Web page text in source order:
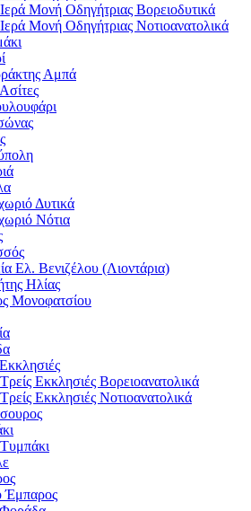
Ιερά Μονή Οδηγήτριας Βορειοδυτικά
Ιερά Μονή Οδηγήτριας Νοτιοανατολικά
Αμπά
Δυτικά
Νότια
Ελ. Βενιζέλου (Λιοντάρια)
Ηλίας
Μονοφατσίου
Τρείς Εκκλησιές Βορειοανατολικά
Τρείς Εκκλησιές Νοτιοανατολικά
Τυμπάκι
Έμπαρος